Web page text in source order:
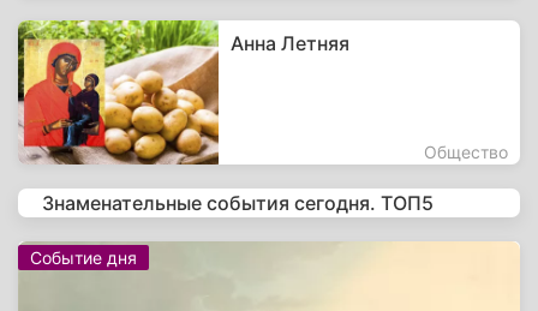
Анна Летняя
Общество
Знаменательные события сегодня. ТОП5
Событие дня